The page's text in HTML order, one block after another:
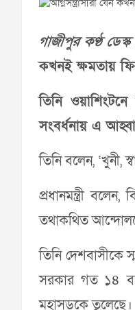
গাজীপুর কণ্ঠ
কখনই ক্ষমতায়
তিনি
সংবর্ধনায় এ
তিনি বলেন, ‘খুনী,
প্রধানমন্ত্রী
তথাকথিত
তিনি দেশবাসীকে
সরকার গত ১৪
মহাসড়কে তুলেছে।